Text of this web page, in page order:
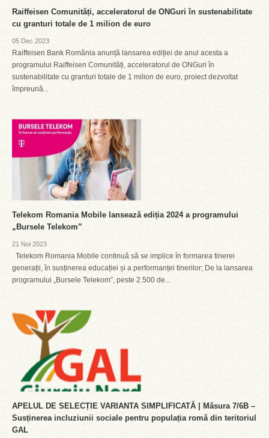
Raiffeisen Comunități, acceleratorul de ONGuri în sustenabilitate
cu granturi totale de 1 milion de euro
05 Dec 2023
Raiffeisen Bank România anunță lansarea ediției de anul acesta a
programului Raiffeisen Comunități, acceleratorul de ONGuri în
sustenabilitate cu granturi totale de 1 milion de euro, proiect dezvoltat
împreună...
Telekom Romania Mobile lansează ediția 2024 a programului
„Bursele Telekom”
21 Noi 2023
Telekom Romania Mobile continuă să se implice în formarea tinerei
generații, în susținerea educației și a performanței tinerilor; De la lansarea
programului „Bursele Telekom”, peste 2.500 de...
APELUL DE SELECȚIE VARIANTA SIMPLIFICATĂ | Măsura 7/6B –
Susținerea incluziunii sociale pentru populația romă din teritoriul
GAL